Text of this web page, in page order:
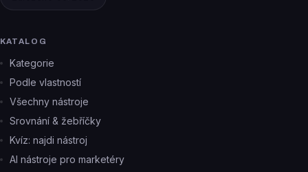
KATALOG
Kategorie
Podle vlastností
Všechny nástroje
Srovnání & žebříčky
Kvíz: najdi nástroj
AI nástroje pro marketéry